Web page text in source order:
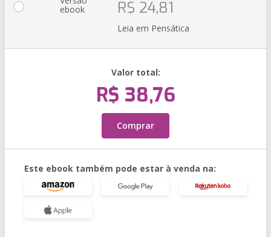
ebook R$ 24,81
Leia em Pensática
Valor total:
R$ 38,76
Comprar
Este ebook também pode estar à venda na: